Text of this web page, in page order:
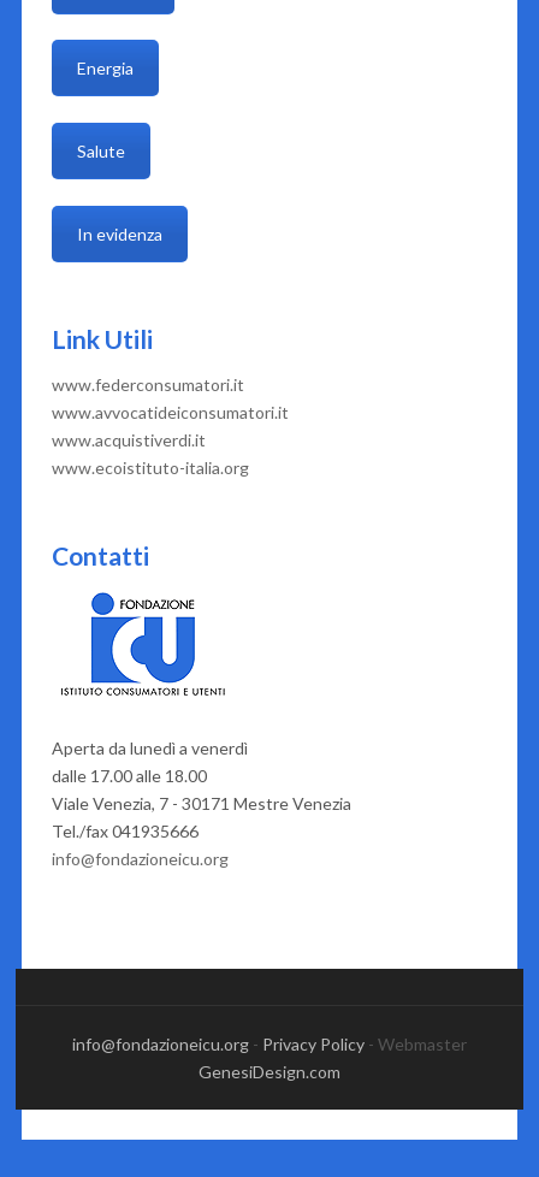
Energia
Salute
In evidenza
Link Utili
www.federconsumatori.it
www.avvocatideiconsumatori.it
www.acquistiverdi.it
www.ecoistituto-italia.org
Contatti
Aperta da lunedì a venerdì
dalle 17.00 alle 18.00
Viale Venezia, 7 - 30171 Mestre Venezia
Tel./fax 041935666
info@fondazioneicu.org
info@fondazioneicu.org - Privacy Policy - Webmaster
GenesiDesign.com